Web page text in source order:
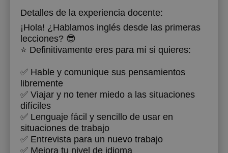
Detalles de la experiencia docente:
¡Hola! ¿Hablamos inglés desde las primeras
lecciones? 😎
⭐ Definitivamente eres para mí si quieres:
✅ Hable y comunique sus pensamientos
libremente
✅ Viajar y no tener miedo a las situaciones
difíciles
✅‌ Lenguaje fácil y sencillo de usar en
situaciones de trabajo
✅ Entrevista para un nuevo trabajo
✅ Mejora tu nivel de idioma